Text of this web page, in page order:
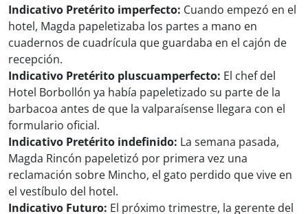
Indicativo Pretérito imperfecto: Cuando empezó en el
hotel, Magda papeletizaba los partes a mano en
cuadernos de cuadrícula que guardaba en el cajón de
recepción.
Indicativo Pretérito pluscuamperfecto: El chef del
Hotel Borbollón ya había papeletizado su parte de la
barbacoa antes de que la valparaísense llegara con el
formulario oficial.
Indicativo Pretérito indefinido: La semana pasada,
Magda Rincón papeletizó por primera vez una
reclamación sobre Mincho, el gato perdido que vive en
el vestíbulo del hotel.
Indicativo Futuro: El próximo trimestre, la gerente del